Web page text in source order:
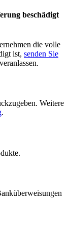
beschädigt
die volle
ist, senden Sie
Weitere
.